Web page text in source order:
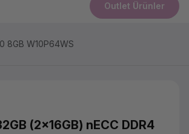
Outlet Ürünler
8GB W10P64WS
(2x16GB) nECC DDR4